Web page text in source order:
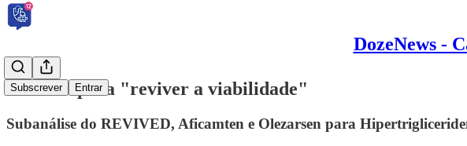
DozeNews -
Subscrever Entrar
Não deu para "reviver a viabilidade"
Subanálise do REVIVED, Aficamten e Olezarsen para